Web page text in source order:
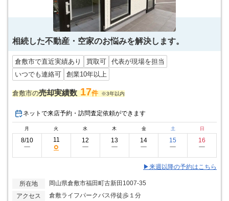
相続した不動産・空家のお悩みを解決します。
倉敷市で直近実績あり 買取可
代表が現場を担当
いつでも連絡可
創業10年以上
倉敷市の売却実績数 17件 ※3年以内
ネットで来店予約・訪問査定依頼ができます
月 火 水 木 金 土 日
8/10
ー
11
○
12
ー
13
ー
14
ー
15
ー
16
ー
▶来週以降の予約はこちら
所在地
岡山県倉敷市福田町古新田1007-35
アクセス
倉敷ライフパークバス停徒歩１分